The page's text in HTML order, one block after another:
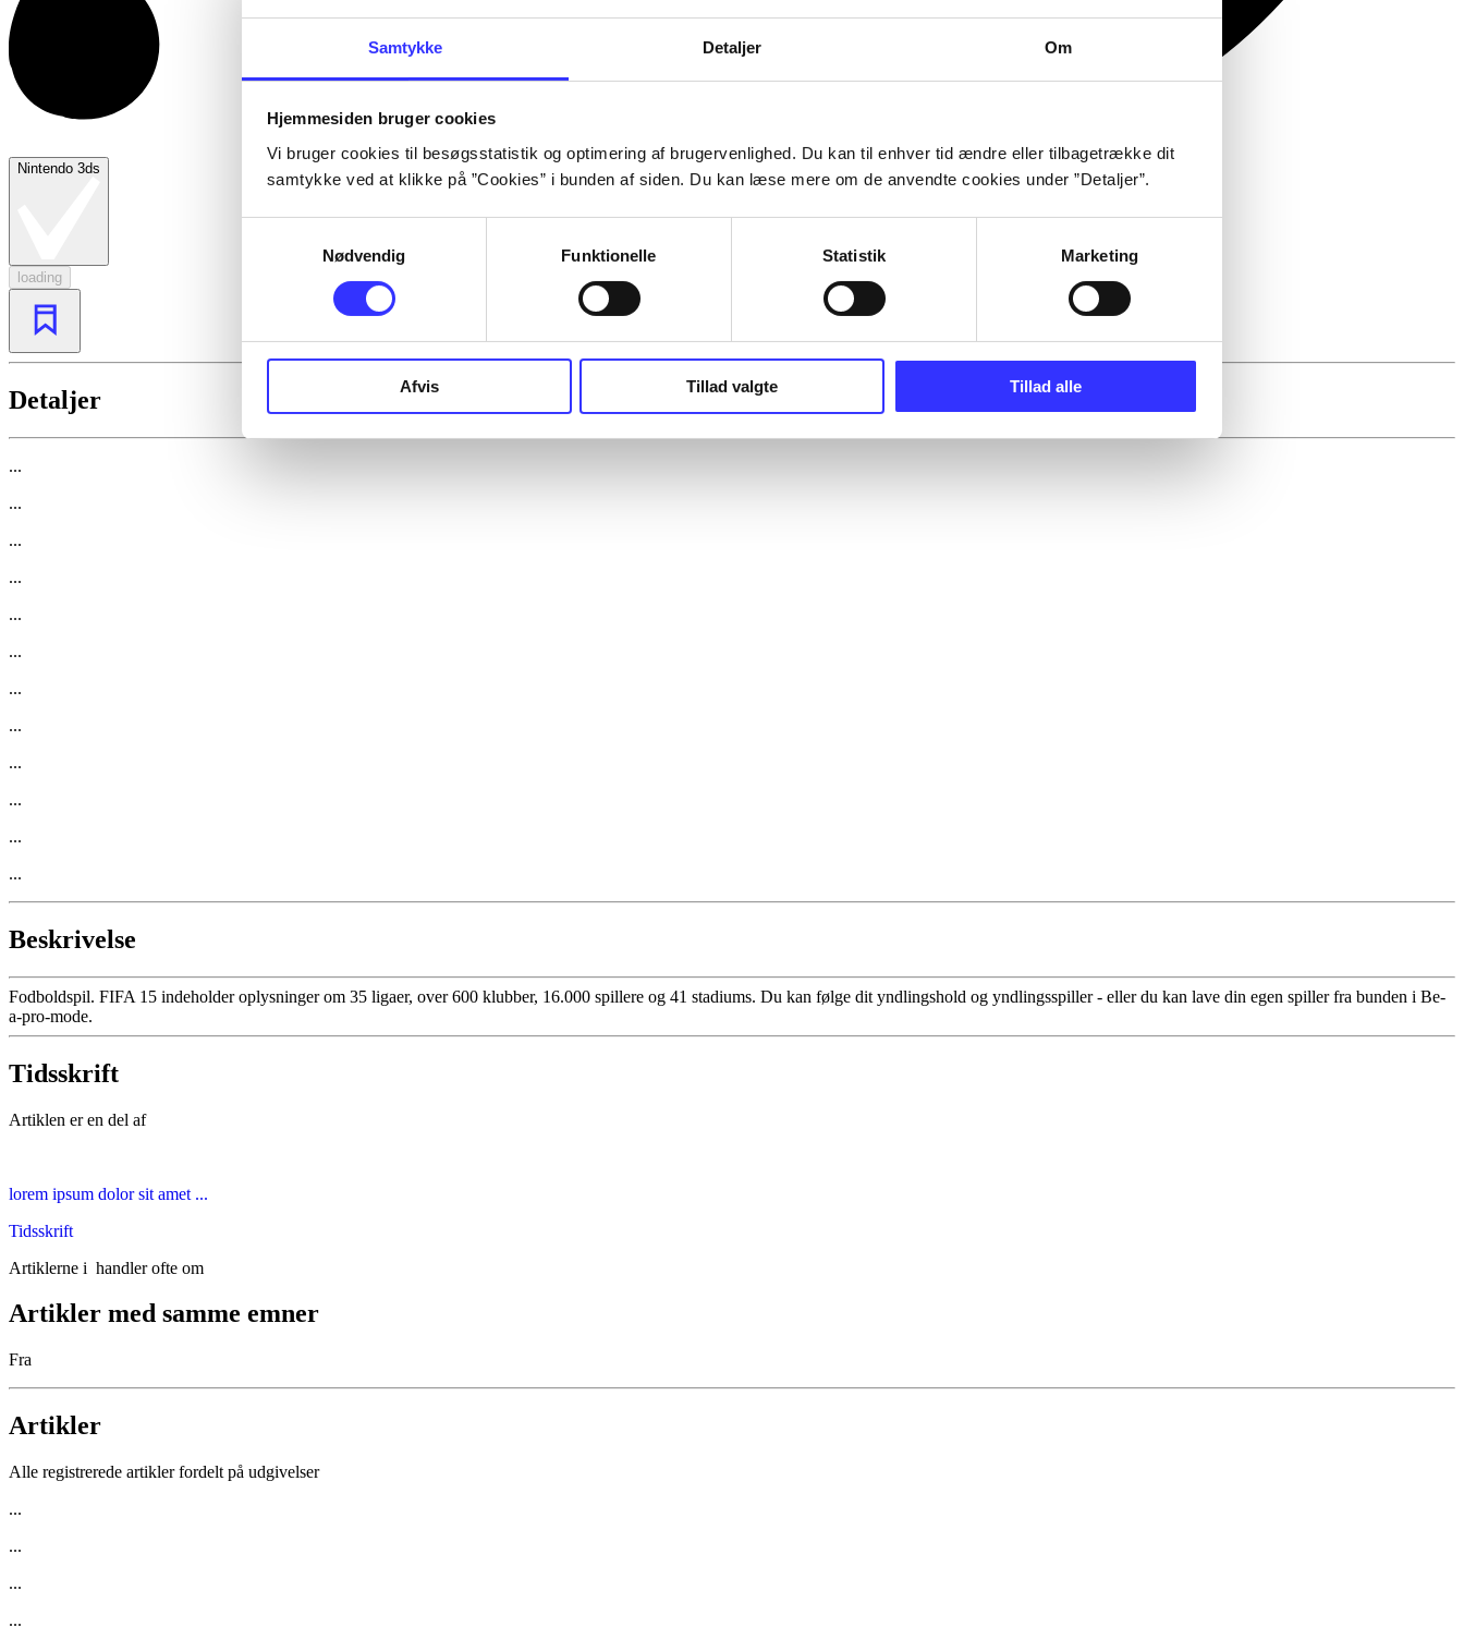
Samtykke Detaljer Om
Hjemmesiden bruger cookies
Vi bruger cookies til besøgsstatistik og optimering af brugervenlighed. Du kan til enhver tid ændre eller tilbagetrække dit
samtykke ved at klikke på ”Cookies” i bunden af siden. Du kan læse mere om de anvendte cookies under ”Detaljer”.
Nødvendig
Funktionelle Statistik Marketing
Afvis Tillad valgte Tillad alle
Nintendo 3ds
loading
Detaljer
...
...
...
...
...
...
...
...
...
...
...
...
Beskrivelse
Fodboldspil. FIFA 15 indeholder oplysninger om 35 ligaer, over 600 klubber, 16.000 spillere og 41 stadiums. Du kan følge dit yndlingshold og yndlingsspiller - eller du kan lave din egen spiller fra bunden i Be-
a-pro-mode.
Tidsskrift
Artiklen er en del af
lorem ipsum dolor sit amet ...
Tidsskrift
Artiklerne i handler ofte om
Artikler med samme emner
Fra
Artikler
Alle registrerede artikler fordelt på udgivelser
...
...
...
...